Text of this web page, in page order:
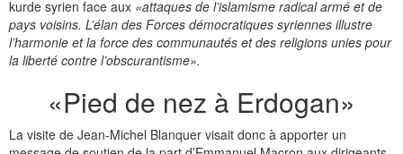
kurde syrien face aux «attaques de l’islamisme radical armé et de
pays voisins. L’élan des Forces démocratiques syriennes illustre
l’harmonie et la force des communautés et des religions unies pour
la liberté contre l’obscurantisme».
«Pied de nez à Erdogan»
La visite de Jean-Michel Blanquer visait donc à apporter un